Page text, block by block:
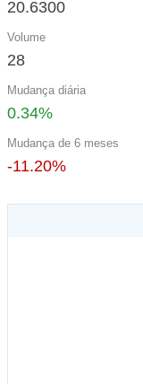
20.6300
Volume
28
Mudança diária
0.34%
Mudança de 6 meses
-11.20%